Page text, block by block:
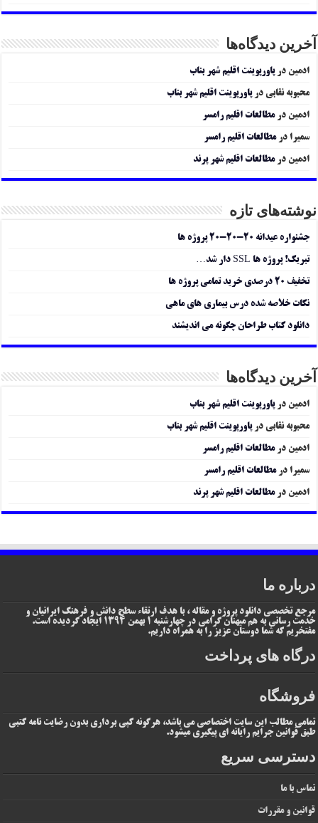
آخرین دیدگاه‌ها
ادمین درپاورپوینت اقلیم شهر بناب
محبوبه نقابی درپاورپوینت اقلیم شهر بناب
ادمین درمطالعات اقلیم رامسر
سمیرا درمطالعات اقلیم رامسر
ادمین درمطالعات اقلیم شهر پرند
نوشته‌های تازه
جشنواره عیدانه ۲۰-۲۰-۲۰ پروژه ها
تبریک! پروژه ها SSL دار شد…
تخفیف ۲۰ درصدی خرید تمامی پروژه ها
نکات خلاصه شده درس بیماری های ماهی
دانلود کتاب طراحان چگونه می اندیشند
آخرین دیدگاه‌ها
ادمین درپاورپوینت اقلیم شهر بناب
محبوبه نقابی درپاورپوینت اقلیم شهر بناب
ادمین درمطالعات اقلیم رامسر
سمیرا درمطالعات اقلیم رامسر
ادمین درمطالعات اقلیم شهر پرند
درباره ما
مرجع تخصصی دانلود پروژه و مقاله ، با هدف ارتقاء سطح دانش و فرهنگ ایرانیان و
خدمت رسانی به هم میهنان گرامی در چهارشنبه 1 بهمن 1394 ایجاد گردیده است.
مفتخریم که شما دوستان عزیز را به همراه داریم.
درگاه های پرداخت
فروشگاه
تمامی مطالب این سایت اختصاصی می باشد، هرگونه کپی برداری بدون رضایت نامه کتبی
طبق قوانین جرایم رایانه ای پیگیری میشود.
دسترسی سریع
تماس با ما
قوانین و مقررات